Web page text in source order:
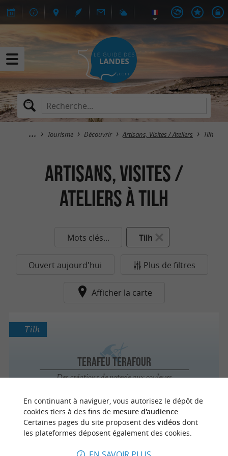
Tourisme Découvrir Artisans, Visites / Ateliers Tilh
Artisans, Visites /
Ateliers à Tilh
Mots clés... Tilh
Ouvert aujourd'hui Plus de filtres
Afficher la carte
Terafeu Terafour
Des créations de poterie aux couleurs
Tilh
En continuant à naviguer, vous autorisez le dépôt de
cookies tiers à des fins de mesure d'audience.
Certaines pages du site proposent des vidéosdont
les plateformes déposent également des cookies.